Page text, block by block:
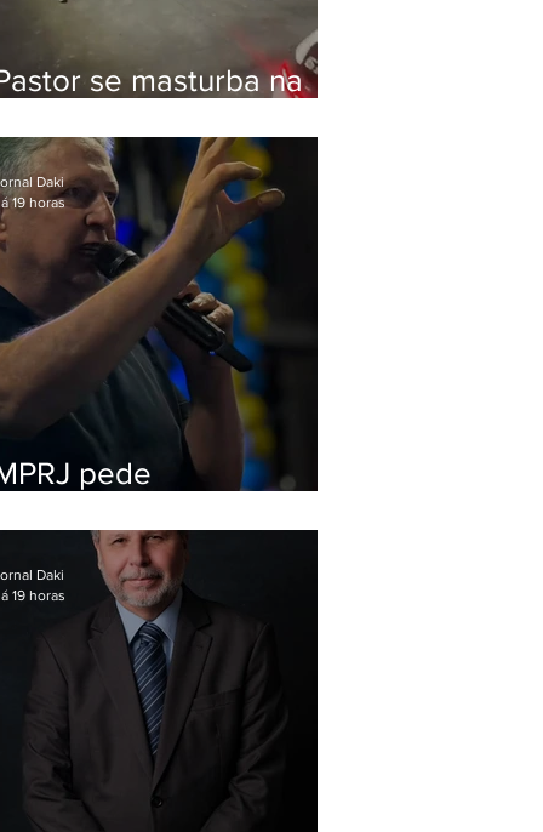
se masturba na
na Zona Oeste
pede
Daki
19 horas
Daki
19 horas